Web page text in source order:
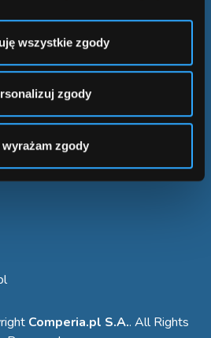
wszystkie zgody
zgody
wyrażam zgody
Comperia.pl S.A.. All Rights